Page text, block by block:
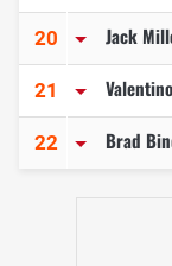
20 Jack
21
22 Brad